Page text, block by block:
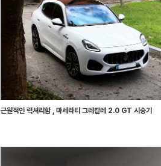
근원적인 럭셔리함 , 마세라티 그레칼레 2.0 GT 시승기